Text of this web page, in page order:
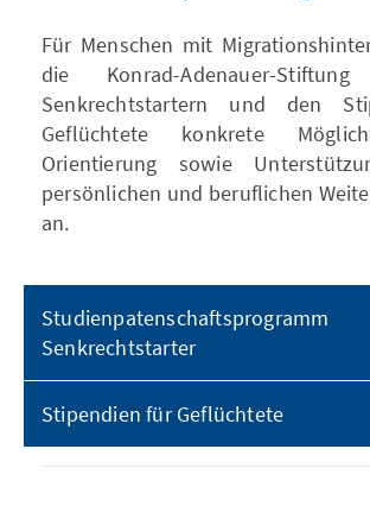
Für Menschen mit
die Konrad-Adenauer-
Senkrechtstartern und den
Geflüchtete konkrete
Orientierung sowie
persönlichen und beruflichen
an.
Studienpatenschaftsprogramm
Senkrechtstarter
Stipendien für Geflüchtete